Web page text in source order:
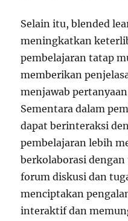
Selain itu, blended
meningkatkan
pembelajaran tatap
memberikan
menjawab
Sementara dalam
dapat berinteraksi
pembelajaran lebih
berkolaborasi
forum diskusi dan
menciptakan
interaktif dan